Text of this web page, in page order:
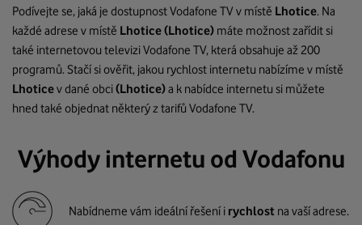
Podívejte se, jaká je dostupnost Vodafone TV v místě Lhotice. Na
každé adrese v místě Lhotice(Lhotice) máte možnost zařídit si
také internetovou televizi Vodafone TV, která obsahuje až 200
programů. Stačí si ověřit, jakou rychlost internetu nabízíme v místě
Lhoticev dané obci(Lhotice)a k nabídce internetu si můžete
hned také objednat některý z tarifů Vodafone TV.
Výhody internetu od Vodafonu
Nabídneme vám ideální řešení i rychlost na vaší adrese.